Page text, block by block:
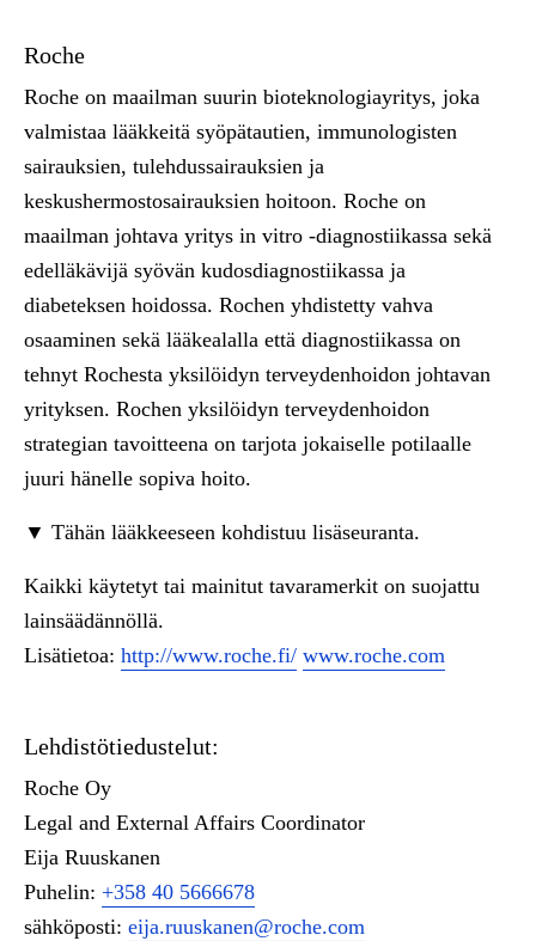
Roche
Roche on maailman suurin bioteknologiayritys, joka
valmistaa lääkkeitä syöpätautien, immunologisten
sairauksien, tulehdussairauksien ja
keskushermostosairauksien hoitoon. Roche on
maailman johtava yritys in vitro -diagnostiikassa sekä
edelläkävijä syövän kudosdiagnostiikassa ja
diabeteksen hoidossa. Rochen yhdistetty vahva
osaaminen sekä lääkealalla että diagnostiikassa on
tehnyt Rochesta yksilöidyn terveydenhoidon johtavan
yrityksen. Rochen yksilöidyn terveydenhoidon
strategian tavoitteena on tarjota jokaiselle potilaalle
juuri hänelle sopiva hoito.
▼ Tähän lääkkeeseen kohdistuu lisäseuranta.
Kaikki käytetyt tai mainitut tavaramerkit on suojattu
lainsäädännöllä.
Lisätietoa: http://www.roche.fi/ www.roche.com
Lehdistötiedustelut:
Roche Oy
Legal and External Affairs Coordinator
Eija Ruuskanen
Puhelin: +358 40 5666678
sähköposti: eija.ruuskanen@roche.com